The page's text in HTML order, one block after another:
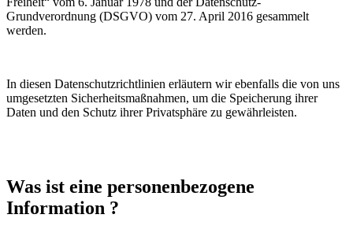
Grundverordnung (DSGVO) vom 27. April 2016 gesammelt
werden.
In diesen Datenschutzrichtlinien erläutern wir ebenfalls die von uns
umgesetzten Sicherheitsmaßnahmen, um die Speicherung ihrer
Daten und den Schutz ihrer Privatsphäre zu gewährleisten.
Was ist eine personenbezogene
Information ?